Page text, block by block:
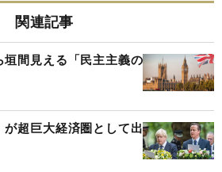
関連記事
間見える「民主主義の
超巨大経済圏として出